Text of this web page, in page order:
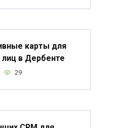
карты для
в Дербенте
29